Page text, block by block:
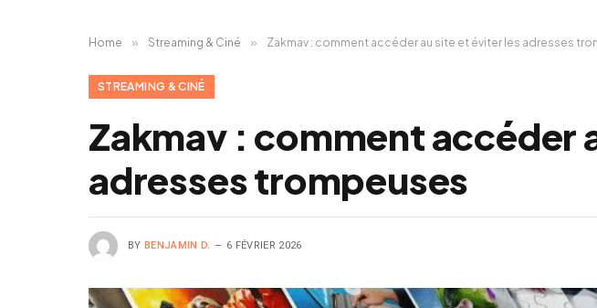
Home » Streaming & Ciné » Zakmav : comment accéder au site et éviter les adresses
STREAMING & CINÉ
Zakmav : comment accéder
adresses trompeuses
BY BENJAMIN D. 6 FÉVRIER 2026